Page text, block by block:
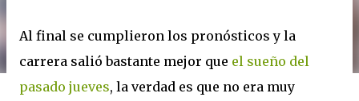
Al final se cumplieron los pronósticos y la
carrera salió bastante mejor que el sueño del
pasado jueves, la verdad es que no era muy